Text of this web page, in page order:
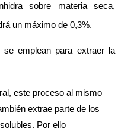
sobre materia seca,
un máximo de 0,3%.
se emplean para extraer la
este proceso al mismo
extrae parte de los
Por ello